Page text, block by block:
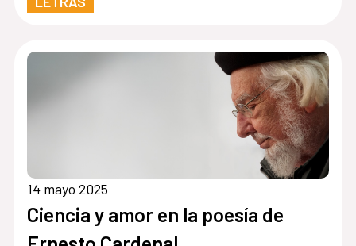
14 mayo 2025
Ciencia y amor en la poesía de